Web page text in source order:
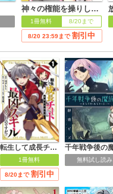
神々の権能を操りし者～能力数値『０』で蔑まれている俺だが、実は世界最強の一角～
1冊無料 8/20まで
8/20 23:59まで 割引中
転生して成長チートを手に入れたら、最凶スキルもついたのですが!?
1冊無料
8/20まで 割引中
無料試し読み